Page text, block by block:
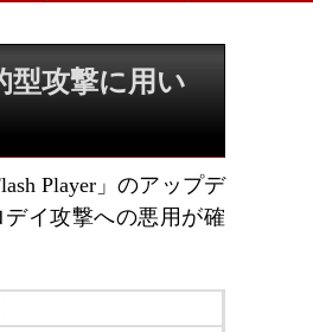
型攻撃に用い
Player」のアップデ
イ攻撃への悪用が確